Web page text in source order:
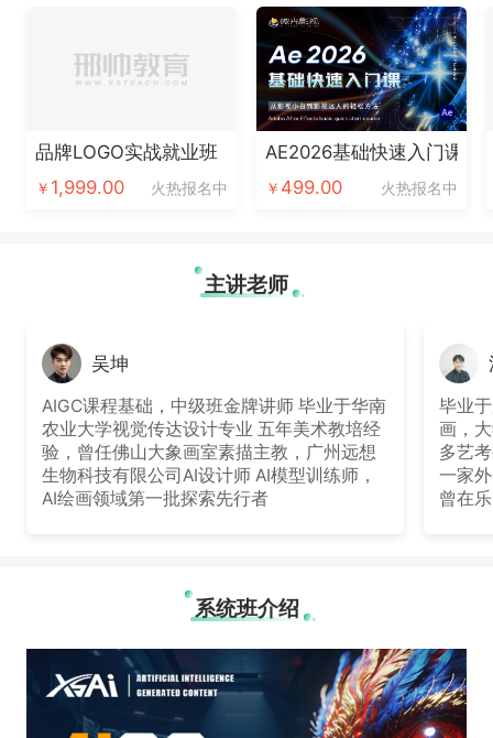
品牌LOGO实战就业班（录播+回放）
￥ 1,999.00 火热报名中
AE2026基础快速入门课
￥ 499.00 火热报名中
主讲老师
吴坤
AIGC课程基础，中级班金牌讲师 毕业于华南
农业大学视觉传达设计专业 五年美术教培经
验，曾任佛山大象画室素描主教，广州远想
生物科技有限公司AI设计师 AI模型训练师，
AI绘画领域第一批探索先行者
毕业
画，
多艺
一家
曾在
系统班介绍